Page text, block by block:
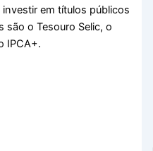
em títulos públicos
são o Tesouro Selic, o
IPCA+.